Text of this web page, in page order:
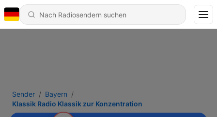
Sender
Bayern
Klassik Radio Klassik zur Konzentration